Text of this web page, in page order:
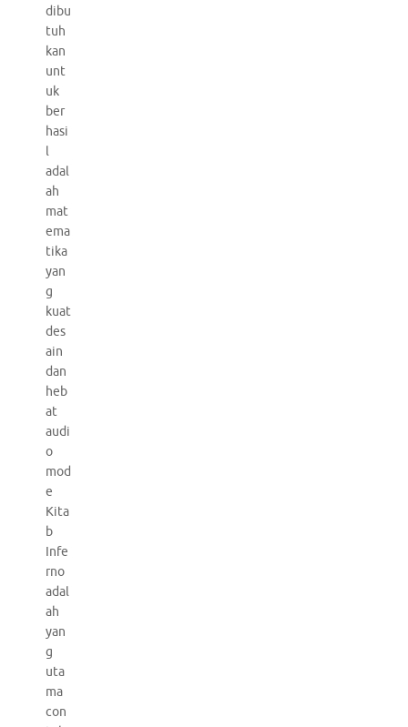
dibu
tuh
kan
unt
uk
ber
hasi
l
adal
ah
mat
ema
tika
yan
g
kuat
des
ain
dan
heb
at
audi
o
mod
e
Kita
b
Infe
rno
adal
ah
yan
g
uta
ma
con